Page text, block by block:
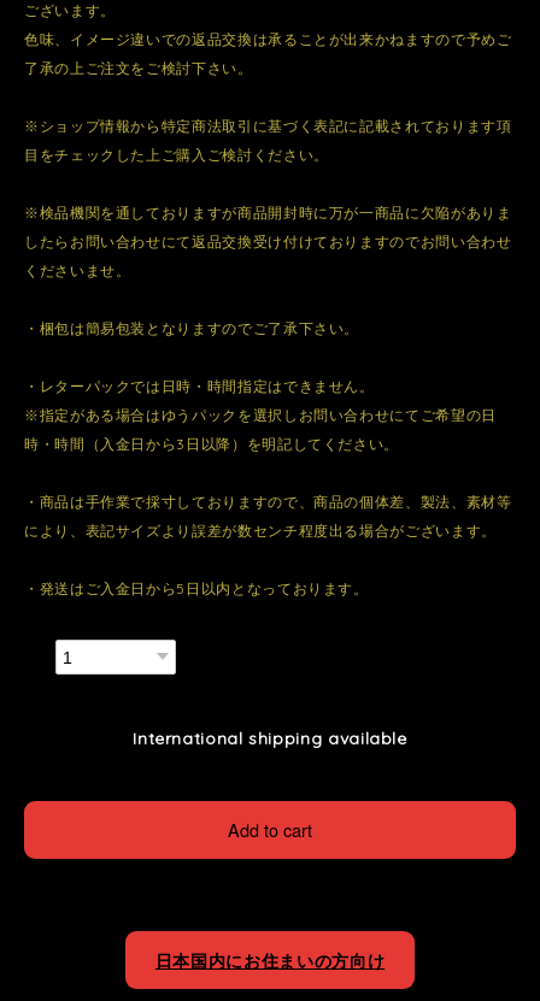
ございます。
色味、イメージ違いでの返品交換は承ることが出来かねますので予めご
了承の上ご注文をご検討下さい。
※ショップ情報から特定商法取引に基づく表記に記載されております項
目をチェックした上ご購入ご検討ください。
※検品機関を通しておりますが商品開封時に万が一商品に欠陥がありま
したらお問い合わせにて返品交換受け付けておりますのでお問い合わせ
くださいませ。
・梱包は簡易包装となりますのでご了承下さい。
・レターパックでは日時・時間指定はできません。
※指定がある場合はゆうパックを選択しお問い合わせにてご希望の日
時・時間（入金日から3日以降）を明記してください。
・商品は手作業で採寸しておりますので、商品の個体差、製法、素材等
により、表記サイズより誤差が数センチ程度出る場合がございます。
・発送はご入金日から5日以内となっております。
International shipping available
Add to cart
日本国内にお住まいの方向け